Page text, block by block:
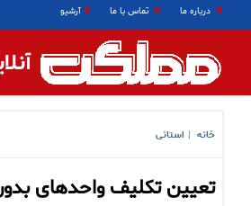
درباره ما تماس با ما آرشیو
خانه استانی
تعیین تکلیف واحدهای